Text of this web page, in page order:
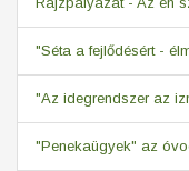
"Séta a fejlődésért -
"Az idegrendszer az
"Penekaügyek" az